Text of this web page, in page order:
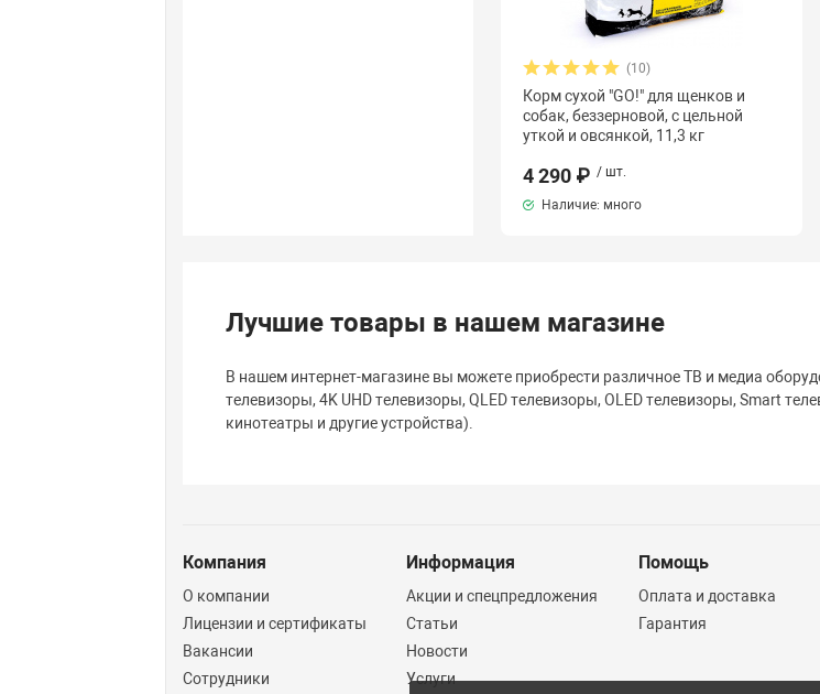
(10)
Корм сухой "GO!" для щенков и
собак, беззерновой, с цельной
уткой и овсянкой, 11,3 кг
4 290 ₽ / шт.
Наличие: много
Лучшие товары в нашем магазине
В нашем интернет-магазине вы можете приобрести различное ТВ и медиа
телевизоры, 4K UHD телевизоры, QLED телевизоры, OLED телевизоры, Smart
кинотеатры и другие устройства).
Компания
О компании
Лицензии и сертификаты
Вакансии
Сотрудники
Информация
Акции и спецпредложения
Статьи
Новости
Услуги
Помощь
Оплата и доставка
Гарантия